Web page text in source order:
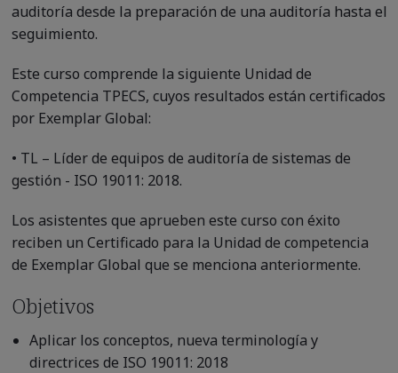
auditoría desde la preparación de una auditoría hasta el
seguimiento.
Este curso comprende la siguiente Unidad de
Competencia TPECS, cuyos resultados están certificados
por Exemplar Global:
• TL – Líder de equipos de auditoría de sistemas de
gestión - ISO 19011: 2018.
Los asistentes que aprueben este curso con éxito
reciben un Certificado para la Unidad de competencia
de Exemplar Global que se menciona anteriormente.
Objetivos
Aplicar los conceptos, nueva terminología y
directrices de ISO 19011: 2018